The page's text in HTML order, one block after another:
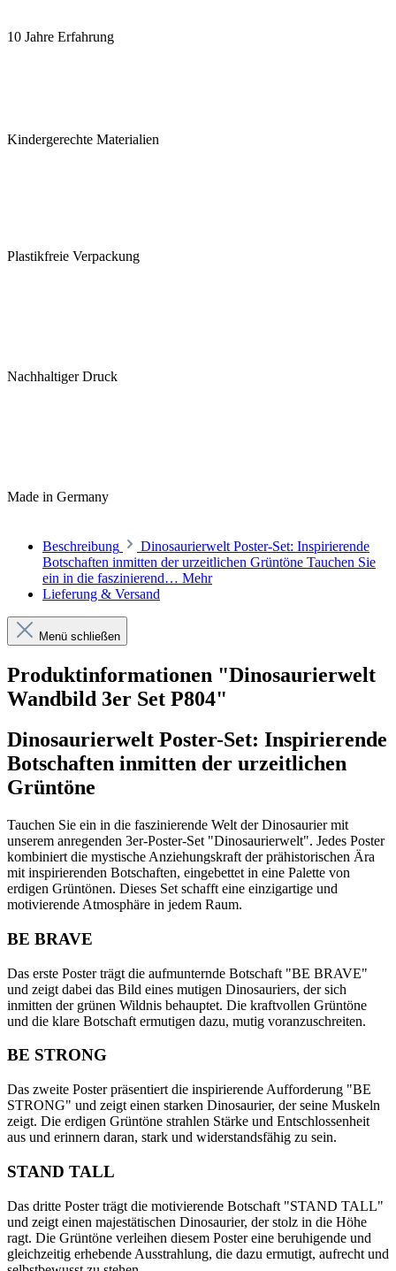
10 Jahre Erfahrung
Kindergerechte Materialien
Plastikfreie Verpackung
Nachhaltiger Druck
Made in Germany
Beschreibung
Dinosaurierwelt Poster-Set: Inspirierende
Botschaften inmitten der urzeitlichen Grüntöne Tauchen Sie
ein in die faszinierend… Mehr
Lieferung & Versand
Menü schließen
Produktinformationen "Dinosaurierwelt
Wandbild 3er Set P804"
Dinosaurierwelt Poster-Set: Inspirierende
Botschaften inmitten der urzeitlichen
Grüntöne
Tauchen Sie ein in die faszinierende Welt der Dinosaurier mit
unserem anregenden 3er-Poster-Set "Dinosaurierwelt". Jedes Poster
kombiniert die mystische Anziehungskraft der prähistorischen Ära
mit inspirierenden Botschaften, eingebettet in eine Palette von
erdigen Grüntönen. Dieses Set schafft eine einzigartige und
motivierende Atmosphäre in jedem Raum.
BE BRAVE
Das erste Poster trägt die aufmunternde Botschaft "BE BRAVE"
und zeigt dabei das Bild eines mutigen Dinosauriers, der sich
inmitten der grünen Wildnis behauptet. Die kraftvollen Grüntöne
und die klare Botschaft ermutigen dazu, mutig voranzuschreiten.
BE STRONG
Das zweite Poster präsentiert die inspirierende Aufforderung "BE
STRONG" und zeigt einen starken Dinosaurier, der seine Muskeln
zeigt. Die erdigen Grüntöne strahlen Stärke und Entschlossenheit
aus und erinnern daran, stark und widerstandsfähig zu sein.
STAND TALL
Das dritte Poster trägt die motivierende Botschaft "STAND TALL"
und zeigt einen majestätischen Dinosaurier, der stolz in die Höhe
ragt. Die Grüntöne verleihen diesem Poster eine beruhigende und
gleichzeitig erhebende Ausstrahlung, die dazu ermutigt, aufrecht und